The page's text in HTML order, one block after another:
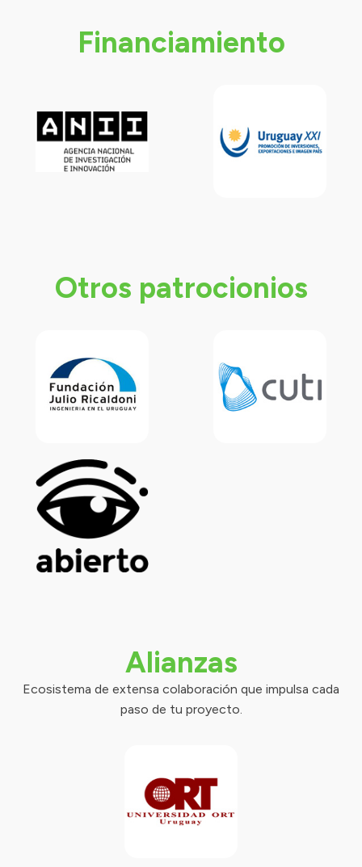
Financiamiento
Otros patrocionios
Alianzas
Ecosistema de extensa colaboración que impulsa cada
paso de tu proyecto.